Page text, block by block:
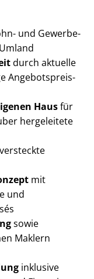
und Ge­wer­be­
durch aktuelle
Angebotspreis-
Hausfür
hergeleitete
mit
und
sowie
Maklern
inklusive